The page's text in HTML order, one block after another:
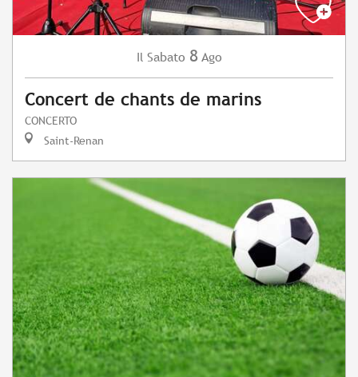
Il Sabato 8 Ago
Concert de chants de marins
CONCERTO
Saint-Renan